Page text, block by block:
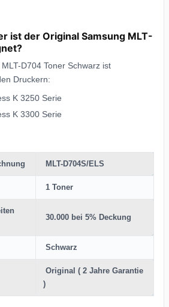
ist der Original Samsung MLT-
D704 Toner Schwarz ist
Druckern:
K 3250 Serie
K 3300 Serie
MLT-D704S/ELS
1 Toner
30.000 bei 5% Deckung
Schwarz
Original ( 2 Jahre Garantie
)